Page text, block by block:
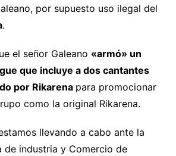
por supuesto uso ilegal del
.
el señor Galeano «armó» un
que incluye a dos cantantes
por Rikarena para promocionar
como la original Rikarena.
llevando a cabo ante la
de industria y Comercio de